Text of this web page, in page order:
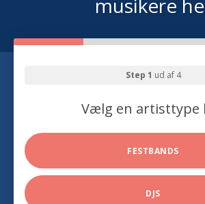
musikere
Step 1 ud af 4
Vælg en artisttype
FESTBANDS
DJS